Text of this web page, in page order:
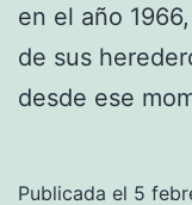
en el año
de sus
desde ese
Publicada el 5